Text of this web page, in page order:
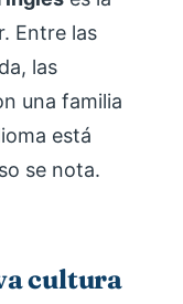
Entre las
las
una familia
está
se nota.
cultura